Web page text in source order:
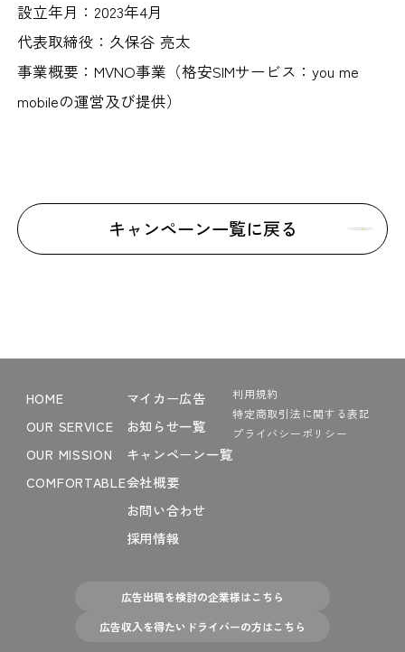
設立年月：2023年4月
代表取締役：久保谷 亮太
事業概要：MVNO事業（格安SIMサービス：you me
mobileの運営及び提供）
キャンペーン一覧に戻る
HOME
OUR SERVICE
OUR MISSION
COMFORTABLE
マイカー広告
お知らせ一覧
キャンペーン一覧
会社概要
お問い合わせ
採用情報
利用規約
特定商取引法に関する表記
プライバシーポリシー
広告出稿を検討の企業様はこちら
広告収入を得たいドライバーの方はこちら